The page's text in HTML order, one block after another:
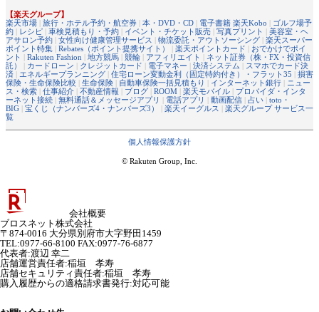
【楽天グループ】
楽天市場 | 旅行・ホテル予約・航空券 | 本・DVD・CD | 電子書籍 楽天Kobo | ゴルフ場予
約 | レシピ | 車検見積もり・予約 | イベント・チケット販売 | 写真プリント | 美容室・ヘ
アサロン予約 | 女性向け健康管理サービス | 物流委託・アウトソーシング | 楽天スーパー
ポイント特集 | Rebates（ポイント提携サイト） | 楽天ポイントカード | おでかけでポイ
ント | Rakuten Fashion | 地方競馬 | 競輪 | アフィリエイト | ネット証券（株・FX・投資信
託）
| カードローン | クレジットカード | 電子マネー | 決済システム | スマホでカード決
済 | エネルギープランニング | 住宅ローン変動金利（固定特約付き）・フラット35 | 損害
保険・生命保険比較 | 生命保険 | 自動車保険一括見積もり | インターネット銀行 | ニュー
ス・検索 | 仕事紹介 | 不動産情報 | ブログ | ROOM | 楽天モバイル | プロバイダ・インタ
ーネット接続 | 無料通話＆メッセージアプリ | 電話アプリ | 動画配信 | 占い | toto・
BIG | 宝くじ（ナンバーズ4・ナンバーズ3） | 楽天イーグルス | 楽天グループ サービス一
覧
個人情報保護方針
© Rakuten Group, Inc.
会社概要
ブロスネット株式会社
〒874-0016 大分県別府市大字野田1459
TEL:0977-66-8100 FAX:0977-76-6877
代表者:渡辺 幸二
店舗運営責任者:稲垣 孝寿
店舗セキュリティ責任者:稲垣 孝寿
購入履歴からの適格請求書発行:対応可能